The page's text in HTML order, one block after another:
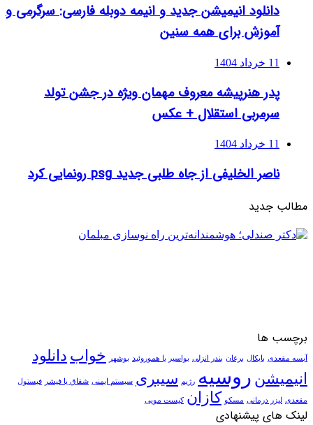
دانلود انیمیشن جدید و انیمه دوبله فارسی: سرگرمی و
آموزش برای همه سنین
11 خرداد 1404
پدر هنرپیشه معروف مهمان ویژه در جشن تولد
سرمربی استقلال + عکس
11 خرداد 1404
ناصر الخلیفی از جاه طلبی جدید psg رونمایی کرد
مطالب جدید
برچسب ها
آبسه مقعدی بایکال برغان بندر انزلی بواسیر یا هموروئید بوشهر خواب دانلود
انیمیشن روسیه رژیم سیبری سیستم ایمنی شقاق یا فیشر فیستول
مقعدی لیزر درمانی مسکو کازان کیست مویی
لینک های پیشنهادی